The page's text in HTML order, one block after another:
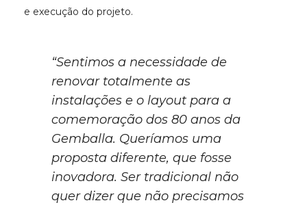
e execução do projeto.
“Sentimos a necessidade de
renovar totalmente as
instalações e o layout para a
comemoração dos 80 anos da
Gemballa. Queríamos uma
proposta diferente, que fosse
inovadora. Ser tradicional não
quer dizer que não precisamos